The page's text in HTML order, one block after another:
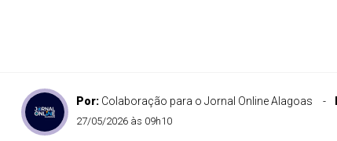
Por: Colaboração para o Jornal Online Alagoas
27/05/2026 às 09h10